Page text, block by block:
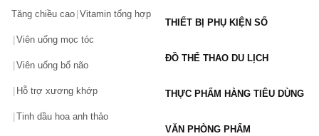
Tăng chiều cao Vitamin tổng hợp
Viên uống mọc tóc
Viên uống bổ não
Hỗ trợ xương khớp
Tinh dầu hoa anh thảo
THIẾT BỊ PHỤ KIỆN SỐ
ĐỒ THỂ THAO DU LỊCH
THỰC PHẨM HÀNG TIÊU DÙNG
VĂN PHÒNG PHẨM